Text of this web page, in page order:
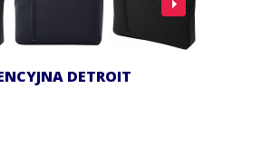
DETROIT